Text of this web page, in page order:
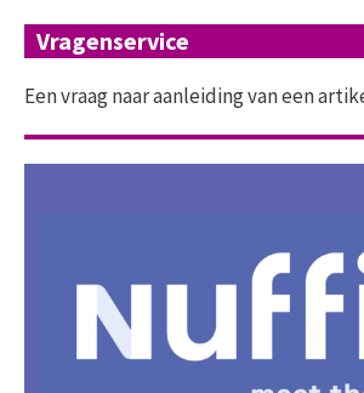
Vragenservice
Een vraag naar aanleiding van een